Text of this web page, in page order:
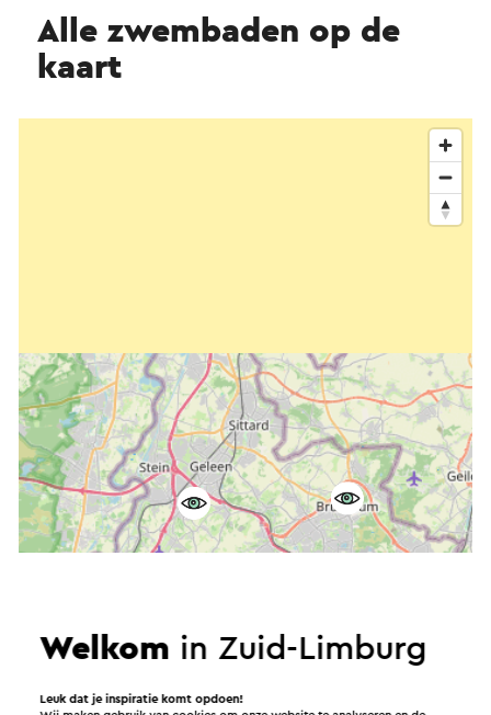
Alle zwembaden op de
kaart
Welkom in Zuid-Limburg
Leuk dat je inspiratie komt opdoen!